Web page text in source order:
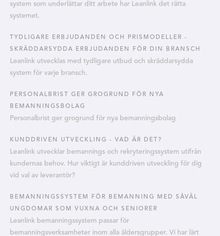
system som underlättar ditt arbete har Leanlink det rätta
systemet.
TYDLIGARE ERBJUDANDEN OCH PRISMODELLER -
SKRÄDDARSYDDA ERBJUDANDEN FÖR DIN BRANSCH
Leanlink utvecklas med tydligare utbud och skräddarsydda
system för varje bransch.
PERSONALBRIST GER GROGRUND FÖR NYA
BEMANNINGSBOLAG
Personalbrist ger grogrund för nya bemanningsbolag
KUNDDRIVEN UTVECKLING - VAD ÄR DET?
Leanlink utvecklar bemannings och rekryteringssystem utifrån
kundernas behov. Hur viktigt är kunddriven utveckling för dig
vid val av leverantör?
BEMANNINGSSYSTEM FÖR BEMANNING MED SÅVÄL
UNGDOMAR SOM VUXNA OCH SENIORER
Leanlink bemanningssystem passar för
bemanningsverksamheter inom alla åldersgrupper. Vi har lärt